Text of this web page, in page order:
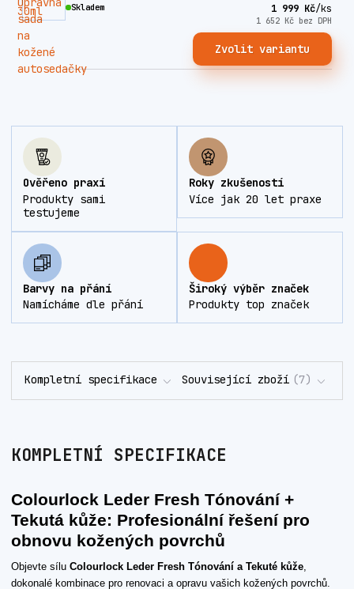
1 999 Kč/ks
1 652 Kč bez DPH
Skladem
Zvolit variantu
Ověřeno praxí
Produkty sami
testujeme
Roky zkušeností
Více jak 20 let praxe
Barvy na přání
Namícháme dle přání
Široký výběr značek
Produkty top značek
Kompletní specifikace Související zboží 7
KOMPLETNÍ SPECIFIKACE
Colourlock Leder Fresh Tónování +
Tekutá kůže: Profesionální řešení pro
obnovu kožených povrchů
Objevte sílu Colourlock Leder Fresh Tónování a Tekuté kůže
dokonalé kombinace pro renovaci a opravu vašich kožených povrchů.